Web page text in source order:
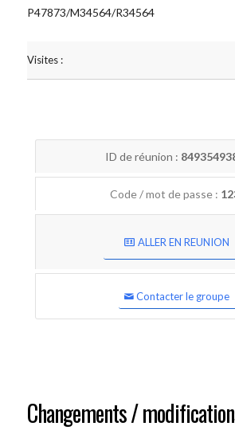
P47873/M34564/R34564
Visites :
ID de réunion :
Code / mot de passe :
ALLER EN REUNION
Contacter le groupe
Changements /